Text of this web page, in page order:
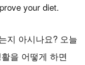
your diet.
지 아시나요? 오늘
을 어떻게 하면